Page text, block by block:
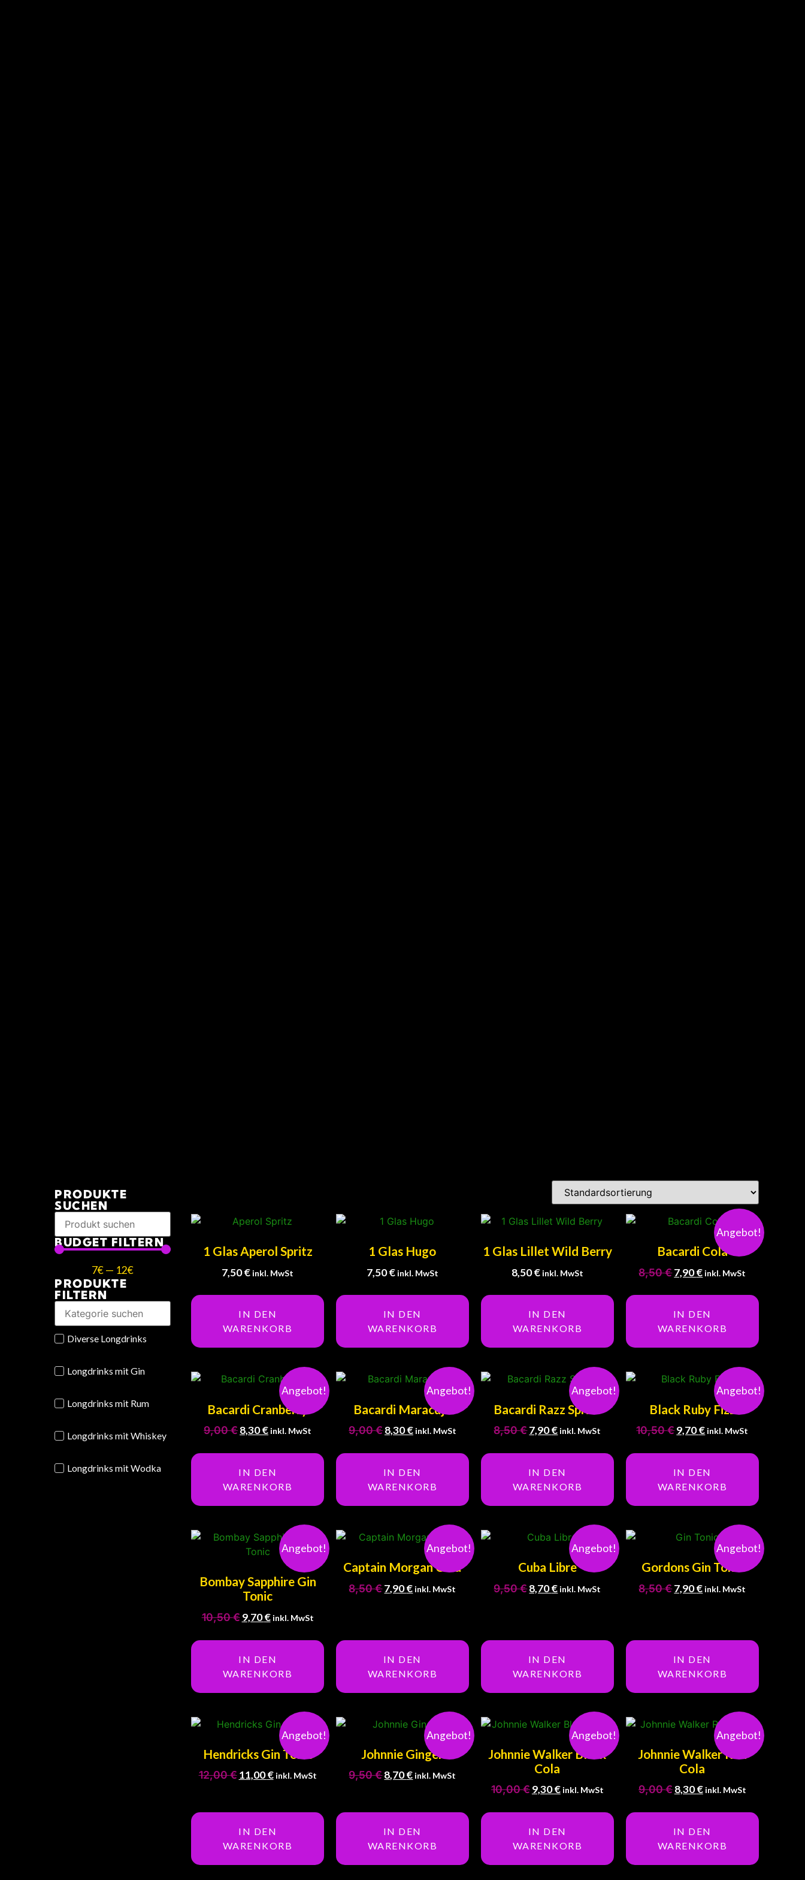
PRODUKTE
SUCHEN
BUDGET FILTERN
7€— 12€
PRODUKTE
FILTERN
Diverse Longdrinks
Longdrinks mit Gin
Longdrinks mit Rum
Longdrinks mit Whiskey
Longdrinks mit Wodka
1 Glas Aperol Spritz
7,50€ inkl. MwSt
IN DEN
WARENKORB
1 Glas Hugo
7,50€ inkl. MwSt
IN DEN
WARENKORB
1 Glas Lillet Wild Berry
8,50€ inkl. MwSt
IN DEN
WARENKORB
Angebot!
Bacardi Cola
8,50€7,90€ inkl. MwSt
IN DEN
WARENKORB
Angebot!
Bacardi Cranberry
9,00€8,30€ inkl. MwSt
IN DEN
WARENKORB
Angebot!
Bacardi Maracuja
9,00€8,30€ inkl. MwSt
IN DEN
WARENKORB
Angebot!
Bacardi Razz Sprite
8,50€7,90€ inkl. MwSt
IN DEN
WARENKORB
Angebot!
Black Ruby Fizz
10,50€9,70€ inkl. MwSt
IN DEN
WARENKORB
Angebot!
Bombay Sapphire Gin
Tonic
10,50€ 9,70€ inkl. MwSt
IN DEN
WARENKORB
Angebot!
Captain Morgan Cola
8,50€7,90€ inkl. MwSt
IN DEN
WARENKORB
Angebot!
Cuba Libre
9,50€8,70€ inkl. MwSt
IN DEN
WARENKORB
Angebot!
Gordons Gin Tonic
8,50€7,90€ inkl. MwSt
IN DEN
WARENKORB
Angebot!
Hendricks Gin Tonic
12,00€ 11,00€ inkl. MwSt
IN DEN
WARENKORB
Angebot!
Johnnie Ginger
9,50€8,70€ inkl. MwSt
IN DEN
WARENKORB
Angebot!
Johnnie Walker Black
Cola
10,00€9,30€ inkl. MwSt
IN DEN
WARENKORB
Angebot!
Johnnie Walker Red
Cola
9,00€8,30€ inkl. MwSt
IN DEN
WARENKORB